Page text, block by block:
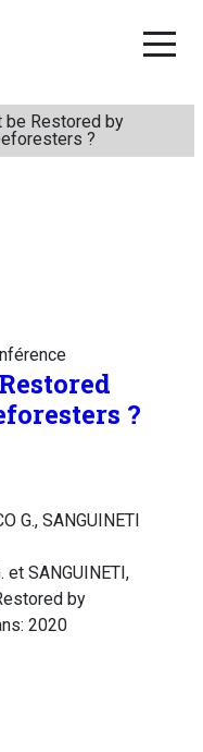
be Restored by
?
?
G., SANGUINETI
et SANGUINETI,
by
2020